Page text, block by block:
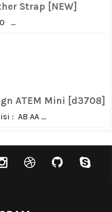
Strap [NEW]
...
ATEM Mini [d3708]
: AB AA ...